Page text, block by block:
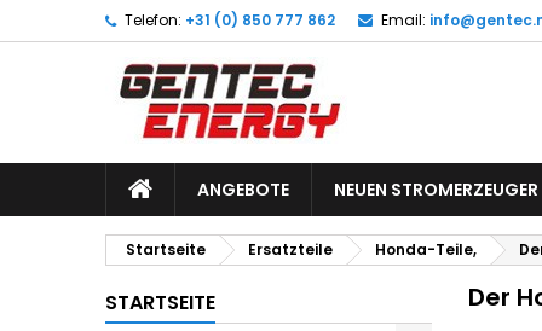
Telefon: +31 (0) 850 777 862 Email:
ANGEBOTE NEUEN STROMERZEUGER
Startseite Ersatzteile Honda-Teile,
STARTSEITE Der